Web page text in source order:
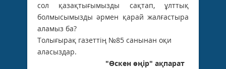
сол қазақтығымызды сақтап, ұлттық
болмысымызды әрмен қарай жалғастыра
аламыз ба?
Толығырақ газеттің №85 санынан оқи
аласыздар.
"Өскен өңір" ақпарат